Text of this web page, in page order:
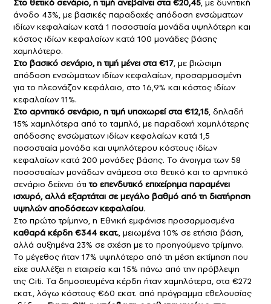
άνοδο 43%, με βασικές παραδοχές απόδοση ενσώματων
ιδίων κεφαλαίων κατά 1 ποσοστιαία μονάδα υψηλότερη και
κόστος ιδίων κεφαλαίων κατά 100 μονάδες βάσης
χαμηλότερο.
Στο βασικό σενάριο, η τιμή μένει στα €17, με βιώσιμη
απόδοση ενσώματων ιδίων κεφαλαίων, προσαρμοσμένη
για το πλεονάζον κεφάλαιο, στο 16,9% και κόστος ιδίων
κεφαλαίων 11%.
Στο αρνητικό σενάριο, η τιμή υποχωρεί στα €12,15, δηλαδή
15% χαμηλότερα από το ταμπλό, με παραδοχή χαμηλότερης
απόδοσης ενσώματων ιδίων κεφαλαίων κατά 1,5
ποσοστιαία μονάδα και υψηλότερου κόστους ιδίων
κεφαλαίων κατά 200 μονάδες βάσης. Το άνοιγμα των 58
ποσοστιαίων μονάδων ανάμεσα στο θετικό και το αρνητικό
σενάριο δείχνει ότι το επενδυτικό επιχείρημα παραμένει
ισχυρό, αλλά εξαρτάται σε μεγάλο βαθμό από τη διατήρηση
υψηλών αποδόσεων κεφαλαίου.
Στο πρώτο τρίμηνο, η Εθνική εμφάνισε προσαρμοσμένα
καθαρά κέρδη €344 εκατ., μειωμένα 10% σε ετήσια βάση,
αλλά αυξημένα 23% σε σχέση με το προηγούμενο τρίμηνο.
Το μέγεθος ήταν 17% υψηλότερο από τη μέση εκτίμηση που
είχε συλλέξει η εταιρεία και 15% πάνω από την πρόβλεψη
της Citi. Τα δημοσιευμένα κέρδη ήταν χαμηλότερα, στα €272
εκατ., λόγω κόστους €60 εκατ. από πρόγραμμα εθελουσίας